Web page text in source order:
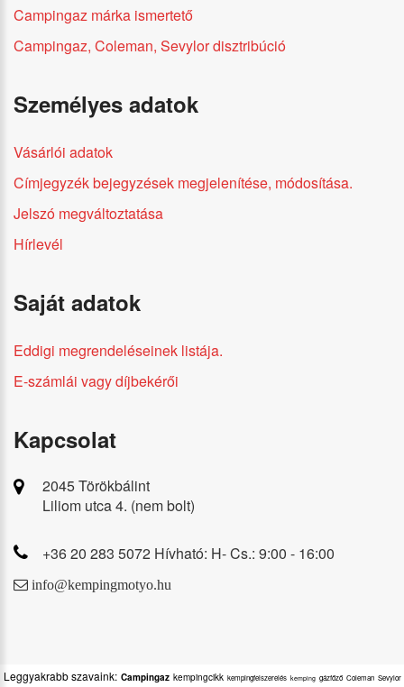
Campingaz márka ismertető
Campingaz, Coleman, Sevylor disztribúció
Személyes adatok
Vásárlói adatok
Címjegyzék bejegyzések megjelenítése, módosítása.
Jelszó megváltoztatása
Hírlevél
Saját adatok
Eddigi megrendeléseinek listája.
E-számlái vagy díjbekérői
Kapcsolat
2045 Törökbálint
Liliom utca 4. (nem bolt)
+36 20 283 5072 Hívható: H- Cs.: 9:00 - 16:00
info@kempingmotyo.hu
Leggyakrabb szavaink: Campingaz kempingcikk kempingfelszerelés kemping gázfőző Coleman Sevylor